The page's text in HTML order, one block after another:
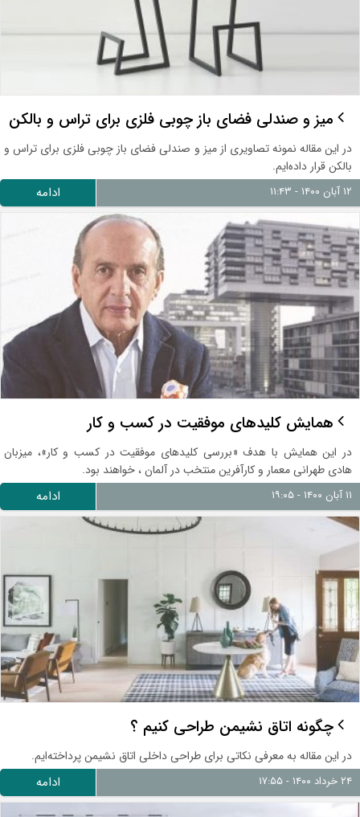
میز و صندلی فضای باز چوبی فلزی برای تراس و بالکن
در این مقاله نمونه تصاویری از میز و صندلی فضای باز چوبی فلزی برای تراس و
بالکن قرار داده‌ایم.
ادامه
همایش کلیدهای موفقیت در کسب و کار
در این همایش با هدف «بررسی کلیدهای موفقیت در کسب و کار»، میزبان
هادی طهرانی معمار و کارآفرین منتخب در آلمان ، خواهند بود.
ادامه
چگونه اتاق نشیمن طراحی کنیم ؟
در این مقاله به معرفی نکاتی برای طراحی داخلی اتاق نشیمن پرداخته‌ایم.
۲۴ خرداد ۱۴۰۰ - ۱۷:۵۵ ادامه